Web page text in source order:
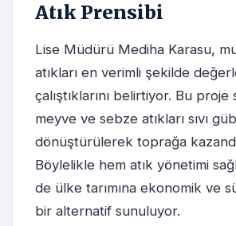
Atık Prensibi
Lise Müdürü Mediha Karasu,
atıkları en verimli şekilde
çalıştıklarını belirtiyor. Bu proje
meyve ve sebze atıkları sıvı
dönüştürülerek toprağa
Böylelikle hem atık yönetimi
de ülke tarımına ekonomik ve
bir alternatif sunuluyor.